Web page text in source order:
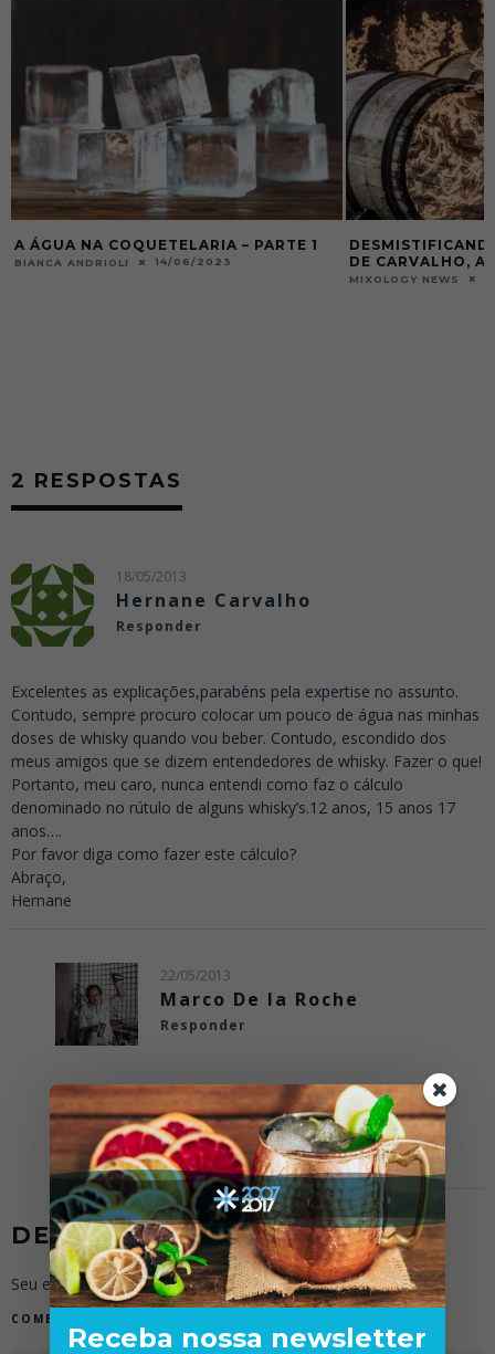
A ÁGUA NA COQUETELARIA – PARTE 1
BIANCA ANDRIOLI 14/06/2023
DE CARVALHO, A
MIXOLOGY NEWS
2 RESPOSTAS
18/05/2013
Hernane Carvalho
Responder
Excelentes as explicações,parabéns pela expertise no assunto.
Contudo, sempre procuro colocar um pouco de água nas minhas
doses de whisky quando vou beber. Contudo, escondido dos
meus amigos que se dizem entendedores de whisky. Fazer o que!
Portanto, meu caro, nunca entendi como faz o cálculo
denominado no rútulo de alguns whisky’s.12 anos, 15 anos 17
anos….
Por favor diga como fazer este cálculo?
Abraço,
Hernane
22/05/2013
Marco De la Roche
Responder
Oi Hernane,
Eu tb coloco um pouco de agua no meu whisky…algo
como 1/3.
Não entendi a sua duvida, desculpe..
DEIXE UMA RESPOSTA
Seu endereço de e-mail não será publicado.
COMENTÁRIO
Receba nossa newsletter